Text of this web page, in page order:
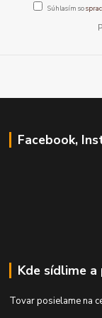
Súhlasím so
Facebook,
Kde sídlime a
Tovar posielame na